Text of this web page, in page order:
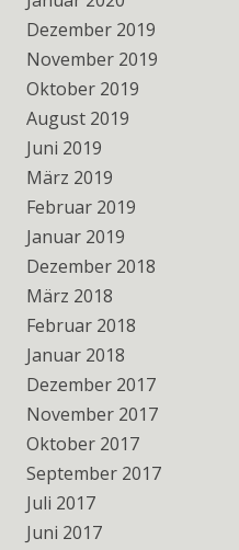
Dezember 2019
November 2019
Oktober 2019
August 2019
Juni 2019
März 2019
Februar 2019
Januar 2019
Dezember 2018
März 2018
Februar 2018
Januar 2018
Dezember 2017
November 2017
Oktober 2017
September 2017
Juli 2017
Juni 2017